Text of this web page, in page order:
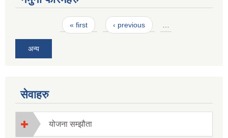
« first ‹ previous …
अन्य
सेवाहरु
योजना सम्झौता